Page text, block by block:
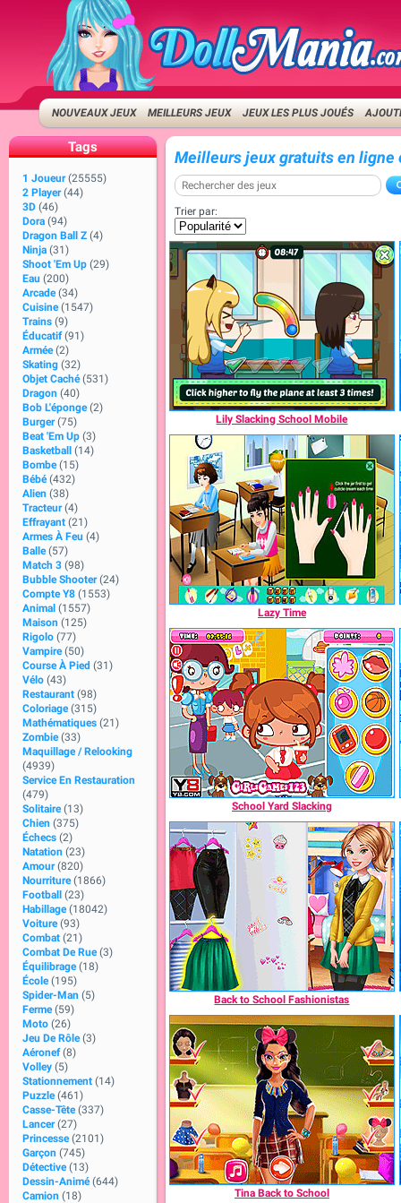
NOUVEAUX JEUX MEILLEURS JEUX JEUX LES PLUS JOUÉS
Tags
1 Joueur (25555)
2 Player (44)
3D (46)
Dora (94)
Dragon Ball Z (4)
Ninja (31)
Shoot 'Em Up (29)
Eau (200)
Arcade (34)
Cuisine (1547)
Trains (9)
Éducatif (91)
Armée (2)
Skating (32)
Objet Caché (531)
Dragon (40)
Bob L'éponge (2)
Burger (75)
Beat 'Em Up (3)
Basketball
(14)
Bombe (15)
Bébé (432)
Alien (38)
Tracteur (4)
Effrayant (21)
Armes À Feu (4)
Balle (57)
Match 3 (98)
Bubble Shooter (24)
Compte Y8 (1553)
Animal (1557)
Maison (125)
Rigolo (77)
Vampire (50)
Course À Pied (31)
Vélo (43)
Restaurant (98)
Coloriage (315)
Mathématiques (21)
Zombie (33)
Maquillage / Relooking
(4939)
Service En Restauration
(479)
Solitaire (13)
Chien (375)
Échecs (2)
Natation (23)
Amour (820)
Nourriture (1866)
Football
(23)
Habillage (18042)
Voiture (93)
Combat (21)
Combat De Rue (3)
Équilibrage (18)
École (195)
Spider-Man (5)
Ferme (59)
Moto (26)
Jeu De Rôle (3)
Aéronef (8)
Volley (5)
Stationnement (14)
Puzzle (461)
Casse-Tête (337)
Lancer (27)
Princesse (2101)
Garçon (745)
Détective (13)
Dessin-Animé (644)
Camion (18)
Meilleurs jeux gratuits en ligne
Trier par:
Lily Slacking School Mobile
Lazy Time
School Yard Slacking
Back to School Fashionistas
Tina Back to School